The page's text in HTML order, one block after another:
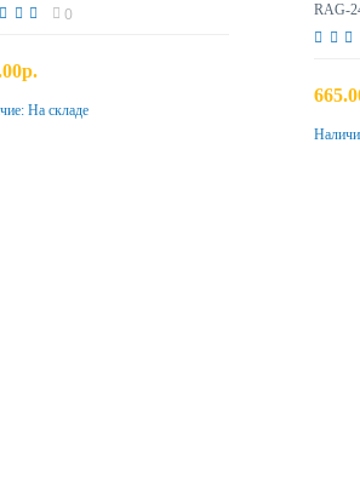
0
Купить
На складе
RAG-